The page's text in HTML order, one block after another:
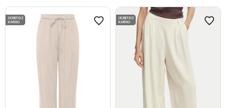
ÜCRETSIZ
KARGO
ÜCRETSIZ
KARGO